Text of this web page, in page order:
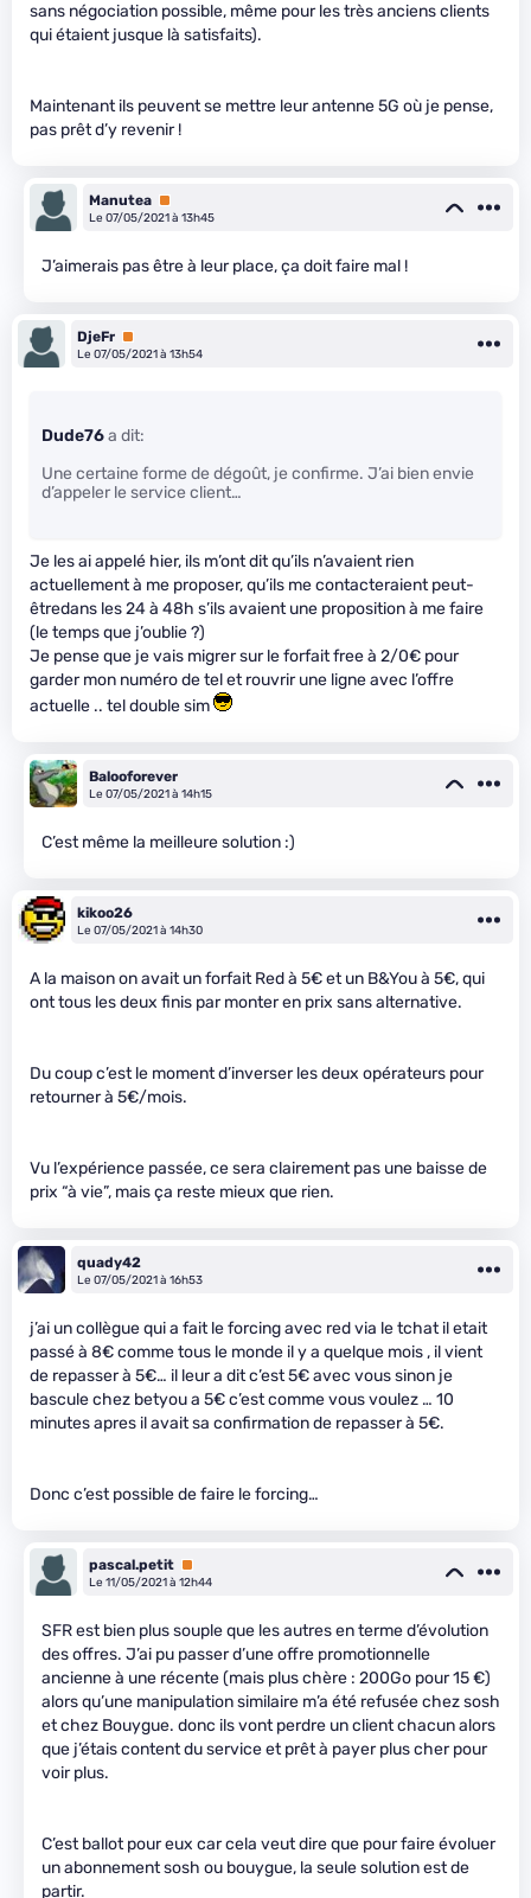
sans négociation possible, même pour les très anciens clients
qui étaient jusque là satisfaits).
Maintenant ils peuvent se mettre leur antenne 5G où je pense,
pas prêt d’y revenir !
Manutea Premium
Le 07/05/2021 à 13h45
J’aimerais pas être à leur place, ça doit faire mal !
DjeFr Premium
Le 07/05/2021 à 13h54
Dude76a dit:
Une certaine forme de dégoût, je confirme. J’ai bien envie
d’appeler le service client…
Je les ai appelé hier, ils m’ont dit qu’ils n’avaient rien
actuellement à me proposer, qu’ils me contacteraient peut-
êtredans les 24 à 48h s’ils avaient une proposition à me faire
(le temps que j’oublie ?)
Je pense que je vais migrer sur le forfait free à 2/0€ pour
garder mon numéro de tel et rouvrir une ligne avec l’offre
actuelle .. tel double sim
Balooforever
Le 07/05/2021 à 14h15
C’est même la meilleure solution :)
kikoo26
Le 07/05/2021 à 14h30
A la maison on avait un forfait Red à 5€ et un B&You à 5€, qui
ont tous les deux finis par monter en prix sans alternative.
Du coup c’est le moment d’inverser les deux opérateurs pour
retourner à 5€/mois.
Vu l’expérience passée, ce sera clairement pas une baisse de
prix “à vie”, mais ça reste mieux que rien.
quady42
Le 07/05/2021 à 16h53
j’ai un collègue qui a fait le forcing avec red via le tchat il etait
passé à 8€ comme tous le monde il y a quelque mois , il vient
de repasser à 5€… il leur a dit c’est 5€ avec vous sinon je
bascule chez betyou a 5€ c’est comme vous voulez … 10
minutes apres il avait sa confirmation de repasser à 5€.
Donc c’est possible de faire le forcing…
pascal.petit Premium
Le 11/05/2021 à 12h44
SFR est bien plus souple que les autres en terme d’évolution
des offres. J’ai pu passer d’une offre promotionnelle
ancienne à une récente (mais plus chère : 200Go pour 15 €)
alors qu’une manipulation similaire m’a été refusée chez sosh
et chez Bouygue. donc ils vont perdre un client chacun alors
que j’étais content du service et prêt à payer plus cher pour
voir plus.
C’est ballot pour eux car cela veut dire que pour faire évoluer
un abonnement sosh ou bouygue, la seule solution est de
partir.